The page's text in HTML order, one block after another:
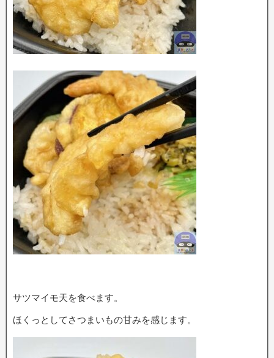
サツマイモ天を食べます。
ほくっとしてさつまいもの甘みを感じます。